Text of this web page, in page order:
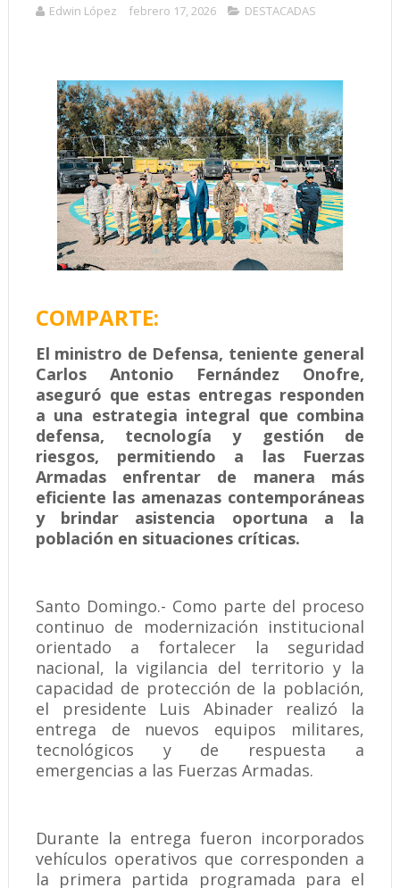
Edwin López febrero 17, 2026 DESTACADAS
COMPARTE:
El ministro de Defensa, teniente general
Carlos Antonio Fernández Onofre,
aseguró que estas entregas responden
a una estrategia integral que combina
defensa, tecnología y gestión de
riesgos, permitiendo a las Fuerzas
Armadas enfrentar de manera más
eficiente las amenazas contemporáneas
y brindar asistencia oportuna a la
población en situaciones críticas.
Santo Domingo.- Como parte del proceso
continuo de modernización institucional
orientado a fortalecer la seguridad
nacional, la vigilancia del territorio y la
capacidad de protección de la población,
el presidente Luis Abinader realizó la
entrega de nuevos equipos militares,
tecnológicos y de respuesta a
emergencias a las Fuerzas Armadas.
Durante la entrega fueron incorporados
vehículos operativos que corresponden a
la primera partida programada para el